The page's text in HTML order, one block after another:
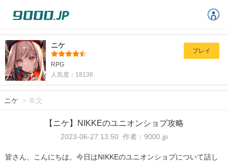
ニケ
RPG
人気度：18136
プレイ
ニケ > 本文
【ニケ】NIKKEのユニオンショプ攻略
2023-06-27 13:50 作者：9000.jp
皆さん、こんにちは。今日はNIKKEのユニオンショプについて話し